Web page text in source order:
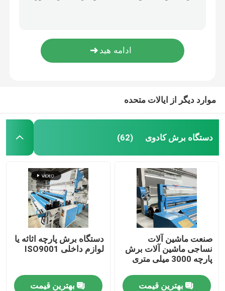
دستگاه بازرسی پارچه
ماشین براش پارچه
دستگاه برس نساجی
دستگاه تاشو پارچه
جنس پارچه کرکی
لوازم جانبی
ماشین تراش چاقو اتوماتیک
دستگاه خشک کن برقی نساجی 10 کیلو وات
موارد دیگر از ایالات متحده
دستگاه برش کادوی (62)
صنعت ماشین آلات
نساجی ماشین آلات برش
پارچه 3000 میلی متری
بهترین قیمت
دستگاه برش پارچه اثاثه یا
لوازم داخلی ISO9001
بهترین قیمت